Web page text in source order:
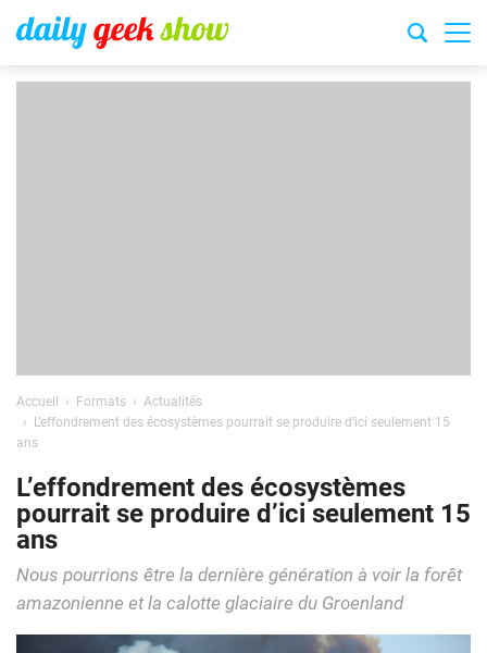
Accueil Formats
Actualités
L’effondrement des écosystèmes pourrait se produire d’ici seulement 15
ans
L’effondrement des écosystèmes
pourrait se produire d’ici seulement 15
ans
Nous pourrions être la dernière génération à voir la forêt
amazonienne et la calotte glaciaire du Groenland